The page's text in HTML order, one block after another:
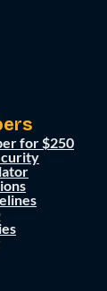
for $250